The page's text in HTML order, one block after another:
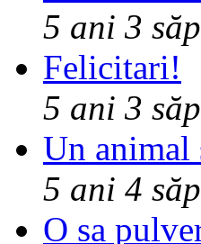
5 ani 3
Felicitari!
5 ani 3
Un animal
5 ani 4
O sa